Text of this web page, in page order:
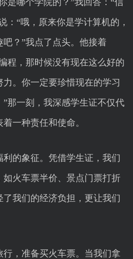
是哪个学院的？”我回答：“信
：“哦，原来你是学计算机的，
？”我点了点头。他接着
程，那时候没有现在这么好的
。你一定要珍惜现在的学习
那一刻，我深感学生证不仅代
一种责任和使命。
的象征。凭借学生证，我们
火车票半价、景点门票打折
我们的经济负担，更让我们
，准备买火车票。当我们拿